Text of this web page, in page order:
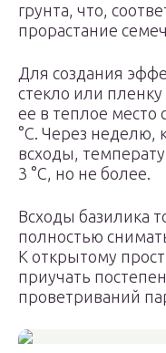
грунта, что,
прорастание
Для создания
стекло или
ее в теплое место
°С. Через неделю,
всходы,
3 °С, но не более.
Всходы базилика
полностью
К открытому
приучать
проветриваний